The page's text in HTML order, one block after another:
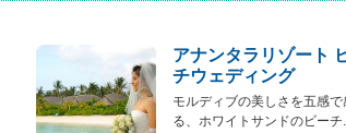
アナンタラリゾート
チウェディング
モルディブの美しさを五感で
る、ホワイトサンドのビーチ